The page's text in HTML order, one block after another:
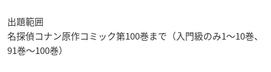
出題範囲
名探偵コナン原作コミック第100巻まで（入門級のみ1～10巻、
91巻～100巻）